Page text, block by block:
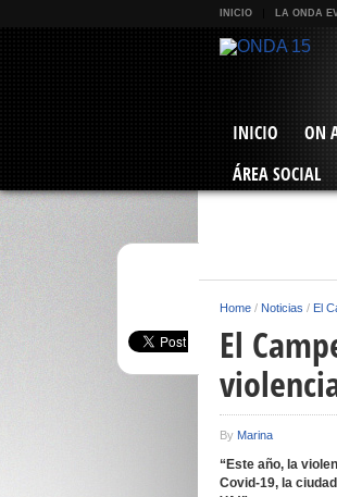
INICIO LA ONDA
INICIO ON
ÁREA SOCIAL
Home / Noticias / El
El
By Marina
“Este año, la
Covid-19, la